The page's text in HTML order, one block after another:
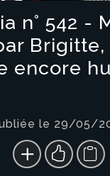
n° 542 -
Brigitte,
encore
le 29/05/